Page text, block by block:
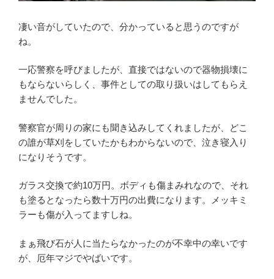
凄い音がしていたので、分かっていると思うのですが
ね。
一応警察を呼びましたが、直接ではないので器物損壊に
もならないらしく、事件としての取り扱いはしてもらえ
ませんでした。
警察官が周りの家にも聞き込みしてくれましたが、どこ
の誰が草刈をしていたかもわからないので、泣き寝入り
になりそうです。
ガラス交換で約10万円。ボディも傷まみれなので、それ
も塗るとなったら数十万円の出費になります。メッキミ
ラーも傷が入ってますしね。
まぁ飛び石が人に当たらなかったのが不幸中の幸いです
が、厄年マジでやばいです。